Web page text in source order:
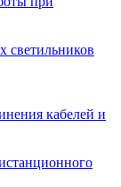
светильников
кабелей и